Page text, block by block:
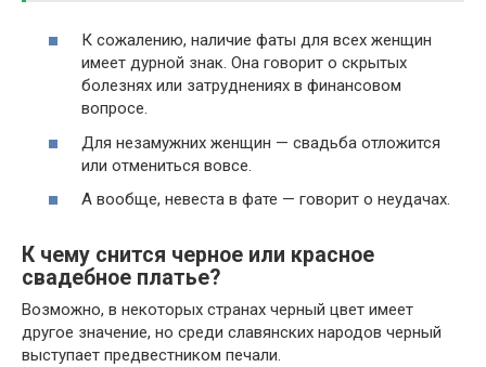
К сожалению, наличие фаты для всех женщин
имеет дурной знак. Она говорит о скрытых
болезнях или затруднениях в финансовом
вопросе.
Для незамужних женщин — свадьба отложится
или отмениться вовсе.
А вообще, невеста в фате — говорит о неудачах.
К чему снится черное или красное
свадебное платье?
Возможно, в некоторых странах черный цвет имеет
другое значение, но среди славянских народов черный
выступает предвестником печали.